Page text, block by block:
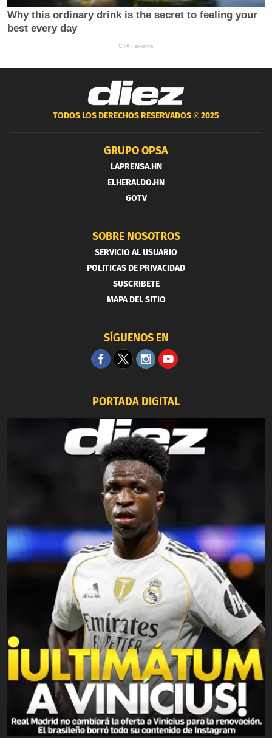
TODOS LOS DERECHOS RESERVADOS ®2025
GRUPO OPSA
LAPRENSA.HN
ELHERALDO.HN
GOTV
SOBRE NOSOTROS
SERVICIO AL USUARIO
POLITICAS DE PRIVACIDAD
SUSCRIBETE
MAPA DEL SITIO
SÍGUENOS EN
PORTADA DIGITAL